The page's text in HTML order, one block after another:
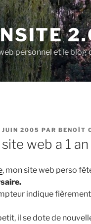
personnel et le blog
JUIN 2005 PAR BENOÎT
web a 1 an
, mon site web perso
indique fièrement
il se dote de